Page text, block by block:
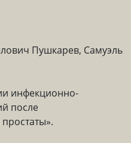
Пушкарев, Самуэль
инфекционно-
после